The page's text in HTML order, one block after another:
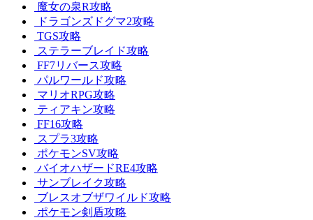
魔女の泉R攻略
ドラゴンズドグマ2攻略
TGS攻略
ステラーブレイド攻略
FF7リバース攻略
パルワールド攻略
マリオRPG攻略
ティアキン攻略
FF16攻略
スプラ3攻略
ポケモンSV攻略
バイオハザードRE4攻略
サンブレイク攻略
ブレスオブザワイルド攻略
ポケモン剣盾攻略